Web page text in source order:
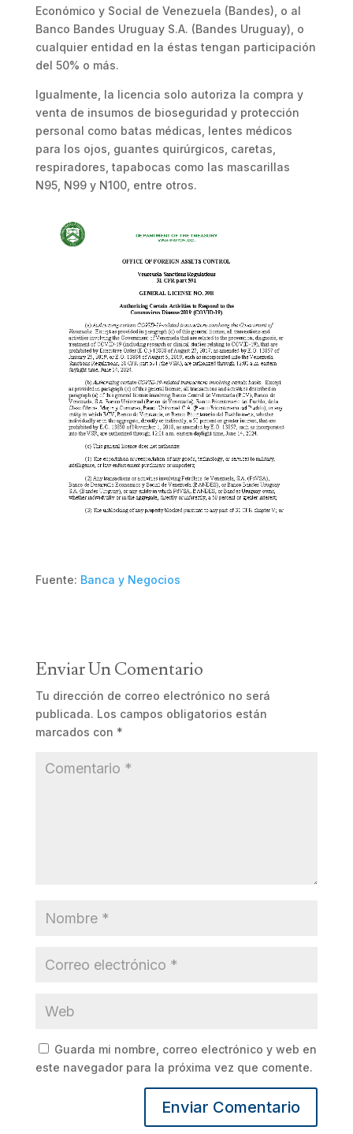
Económico y Social de Venezuela (Bandes), o al
Banco Bandes Uruguay S.A. (Bandes Uruguay), o
cualquier entidad en la éstas tengan participación
del 50% o más.
Igualmente, la licencia solo autoriza la compra y
venta de insumos de bioseguridad y protección
personal como batas médicas, lentes médicos
para los ojos, guantes quirúrgicos, caretas,
respiradores, tapabocas como las mascarillas
N95, N99 y N100, entre otros.
Fuente: Banca y Negocios
Enviar Un Comentario
Tu dirección de correo electrónico no será
publicada. Los campos obligatorios están
marcados con *
Guarda mi nombre, correo electrónico y web en
este navegador para la próxima vez que comente.